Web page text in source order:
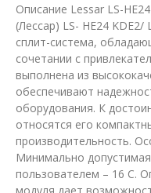
Описание Lessar LS-
(Лессар) LS- HE24
сплит-система,
сочетании с
выполнена из
обеспечивают
оборудования. К
относятся его
производительность.
Минимально
пользователем – 16 С.
модуля дает